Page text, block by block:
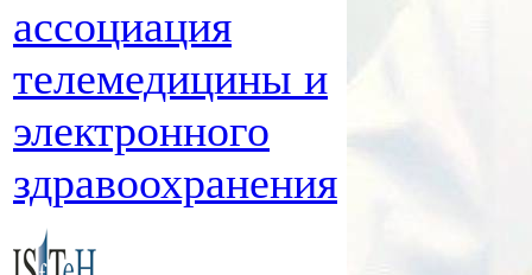
ассоциация
телемедицины и
электронного
здравоохранения